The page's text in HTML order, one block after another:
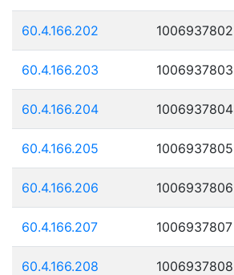
60.4.166.202 1006937802
60.4.166.203 1006937803
60.4.166.204 1006937804
60.4.166.205 1006937805
60.4.166.206 1006937806
60.4.166.207 1006937807
60.4.166.208 1006937808